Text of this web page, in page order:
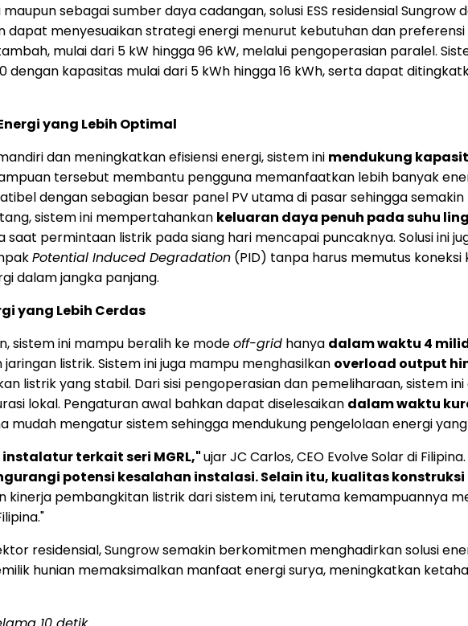
sebagai sumber daya cadangan, solusi ESS residensial
dapat menyesuaikan strategi energi menurut kebutuhan dan
mulai dari 5 kW hingga 96 kW, melalui pengoperasian paralel.
dengan kapasitas mulai dari 5 kWh hingga 16 kWh, serta dapat
yang Lebih Optimal
dan meningkatkan efisiensi energi, sistem ini mendukung
tersebut membantu pengguna memanfaatkan lebih banyak
dengan sebagian besar panel PV utama di pasar sehingga
sistem ini mempertahankan keluaran daya penuh pada suhu
permintaan listrik pada siang hari mencapai puncaknya. Solusi ini
Potential Induced Degradation (PID) tanpa harus memutus
dalam jangka panjang.
yang Lebih Cerdas
sistem ini mampu beralih ke modeoff-grid hanya dalam waktu 4
listrik. Sistem ini juga mampu menghasilkan overload output
listrik yang stabil. Dari sisi pengoperasian dan pemeliharaan, sistem
lokal. Pengaturan awal bahkan dapat diselesaikan dalam waktu
mudah mengatur sistem sehingga mendukung pengelolaan energi
terkait seri MGRL,"ujar JC Carlos, CEO Evolve Solar di Filipina.
potensi kesalahan instalasi. Selain itu, kualitas
kinerja pembangkitan listrik dari sistem ini, terutama kemampuannya
residensial, Sungrow semakin berkomitmen menghadirkan solusi
hunian memaksimalkan manfaat energi surya, meningkatkan